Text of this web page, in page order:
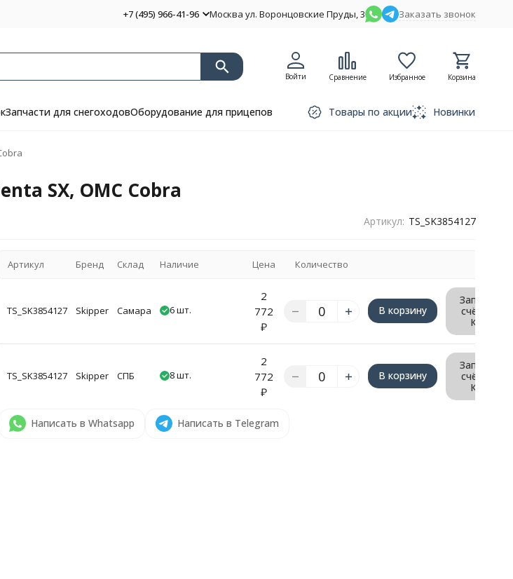
+7 (495) 966-41-96 Москва ул. Воронцовские Пруды, 3 Заказать звонок
Войти Сравнение Избранное Корзина
Запчасти для снегоходовОборудование для прицепов Товары по акции Новинки
SX, OMC Cobra
Артикул: TS_SK3854127
Артикул Бренд Склад Наличие Цена Количество
TS_SK3854127 Skipper Самара 6 шт.
2
772
₽
В корзину
Запрос
счёта/
КП
TS_SK3854127 Skipper СПБ 8 шт.
2
772
₽
В корзину
Запрос
счёта/
КП
Написать в Whatsapp Написать в Telegram